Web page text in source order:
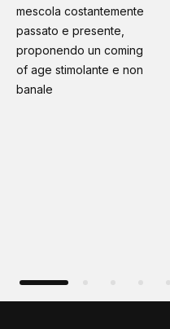
mescola costantemente
passato e presente,
proponendo un coming
of age stimolante e non
banale